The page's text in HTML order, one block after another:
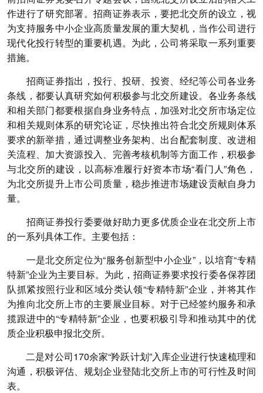
作进行了研究部署。招商证券表示，要把北交所的设立，视
为支持服务中小企业高质量发展的重大契机，当作公司进行
现代化投行转型的重要机遇。为此，公司将采取一系列重要
措施。
招商证券指出，投行、投研、投资、经纪等公司各业务
条线，都要认真研究如何积极参与北交所建设。各业务条线
和相关部门都要根据自身业务特点，加强对北交所市场定位
和相关规则体系的研究论证，尽快推出符合北交所规则体系
要求的新举措，通过调整业务架构、出台配套制度、改进相
关流程、加大资源投入、完善考核机制等方面工作，积极参
与北交所的建设，以高标准履行好资本市场“看门人”角色，
为北交所提升上市公司质量，稳步推进市场建设贡献自身力
量。
招商证券投行委要做好助力更多优质企业在北交所上市
的一系列具体工作。主要包括：
一是北交所定位为“服务创新型中小企业”，以培育“专精
特新”企业为主要目标。为此，招商证券要求投行委各保荐团
队抓紧按照行业和区域分类认领“专精特新”企业，并将其作
为推向北交所上市的主要展业目标。对于已经签约服务和承
揽跟进中的“专精特新”企业，也要积极引导和推动其中的优
质企业积极申报北交所。
二是对公司170余家“羚跃计划”入库企业进行快速梳理和
沟通，积极评估、规划企业登陆北交所上市的可行性及时间
表。